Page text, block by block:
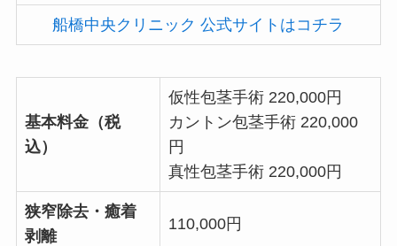
船橋中央クリニック 公式サイトはコチラ
基本料金（税
込）
仮性包茎手術 220,000円
カントン包茎手術 220,000
円
真性包茎手術 220,000円
狭窄除去・癒着
剥離
110,000円